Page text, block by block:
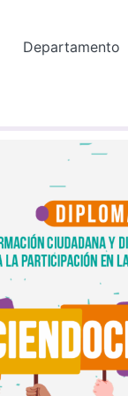
Departamento